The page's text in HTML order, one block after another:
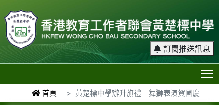
訂閱推送訊息
首頁 黃楚標中學辦升旗禮 舞獅表演賀國慶